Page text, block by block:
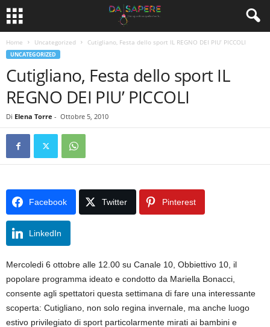
Home Uncategorized Cutigliano, Festa dello sport IL REGNO DEI PIU’ PICCOLI
UNCATEGORIZED
Cutigliano, Festa dello sport IL
REGNO DEI PIU’ PICCOLI
Di Elena Torre - Ottobre 5, 2010
Facebook Twitter Pinterest
LinkedIn
Mercoledi 6 ottobre alle 12.00 su Canale 10, Obbiettivo 10, il
popolare programma ideato e condotto da Mariella Bonacci,
consente agli spettatori questa settimana di fare una interessante
scoperta: Cutigliano, non solo regina invernale, ma anche luogo
estivo privilegiato di sport particolarmente mirati ai bambini e